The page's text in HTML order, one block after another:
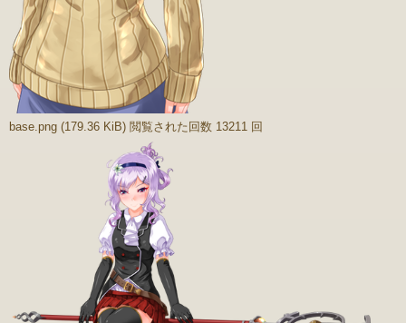
base.png (179.36 KiB) 閲覧された回数 13211 回